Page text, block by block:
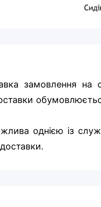
замовлення на
однією із